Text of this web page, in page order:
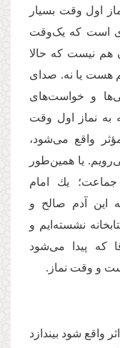
اول وقت بسیار
است كه یک‌وقت
هم نیست كه حالا
هست یا نه. صداى
و خواست‌های
به نماز اول وقت
واقع مى‌‌شود،
یا همین‌طور
یك امام
این آدم صالح و
نشسته‌ایم و
كه پیدا مى‌‌شود
و وقت نماز.
واقع شود بیندازد